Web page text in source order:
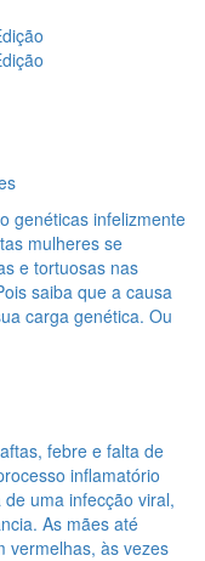
genéticas infelizmente
mulheres se
e tortuosas nas
saiba que a causa
carga genética. Ou
febre e falta de
inflamatório
uma infecção viral,
As mães até
vermelhas, às vezes